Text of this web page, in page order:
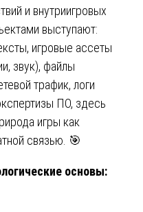
и внутриигровых
выступают:
игровые ассеты
звук), файлы
трафик, логи
ПО, здесь
игры как
связью. 🎯
основы: